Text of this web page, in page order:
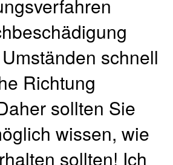
schnell
Richtung
sollten Sie
wissen, wie
sollten! Ich